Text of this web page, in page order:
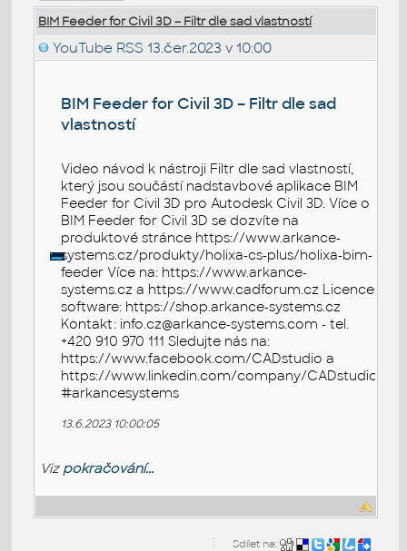
BIM Feeder for Civil 3D – Filtr dle sad vlastností
YouTube RSS 13.čer.2023 v 10:00
BIM Feeder for Civil 3D – Filtr dle sad
vlastností
Video návod k nástroji Filtr dle sad vlastností,
který jsou součástí nadstavbové aplikace BIM
Feeder for Civil 3D pro Autodesk Civil 3D. Více o
BIM Feeder for Civil 3D se dozvíte na
produktové stránce https://www.arkance-
systems.cz/produkty/holixa-cs-plus/holixa-bim-
feeder Více na: https://www.arkance-
systems.cz a https://www.cadforum.cz Licence
software: https://shop.arkance-systems.cz
Kontakt: info.cz@arkance-systems.com - tel.
+420 910 970 111 Sledujte nás na:
https://www.facebook.com/CADstudio a
https://www.linkedin.com/company/CADstudio
#arkancesystems
13.6.2023 10:00:05
Viz pokračování...
Sdílet na: